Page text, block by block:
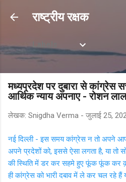
सीधे मुख्य सामग्री
राष्ट्रीय रक्षक
Labels
मध्यप्रदेश पर दुबारा से कांग्रेस
आर्थिक न्याय अपनाए - रोशन
लेखक: Snigdha Verma - जुलाई 25,
नई दिल्ली - इस समय कांग्रेस न तो अपने
अपने प्रदेशों को, इससे ऐसा लगता है, या तो
की स्थिति में डर कर सहमे हुए फूंक फूंक कर
ही कांग्रेस को भारी दबाव में ले कर चल रहे हैं